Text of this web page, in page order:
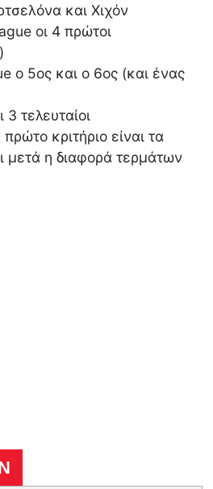
και Χιχόν
οι 4 πρώτοι
ο 5ος και ο 6ος (και ένας
τελευταίοι
κριτήριο είναι τα
μετά η διαφορά τερμάτων